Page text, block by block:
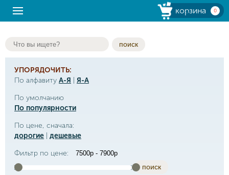
корзина 0
поиск
УПОРЯДОЧИТЬ:
По алфавиту А-Я
Я-А
По умолчанию
По популярности
По цене, сначала:
дорогие
дешевые
Фильтр по цене:
поиск